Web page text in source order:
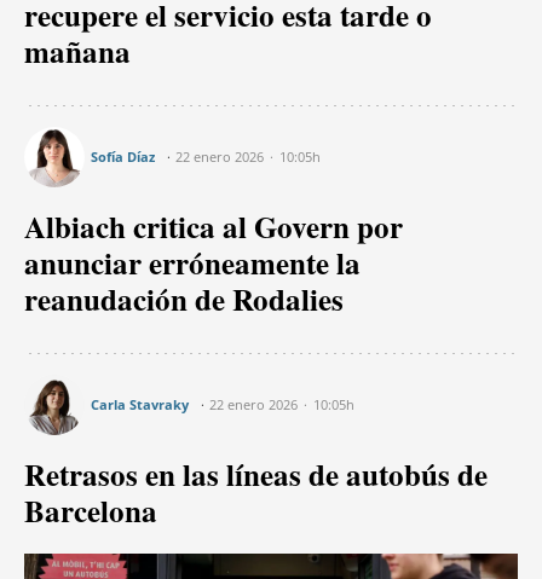
recupere el servicio esta tarde o
mañana
Sofía Díaz 22 enero 2026 10:05h
Albiach critica al Govern por
anunciar erróneamente la
reanudación de Rodalies
Carla Stavraky 22 enero 2026 10:05h
Retrasos en las líneas de autobús de
Barcelona